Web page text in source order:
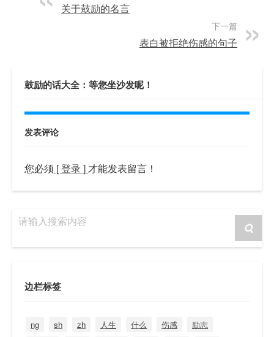
关于鼓励的名言
下一篇
表白被拒绝伤感的句子
鼓励的话大全：等您坐沙发呢！
发表评论
您必须 [ 登录 ] 才能发表留言！
请输入搜索内容
边栏标签
ng sh zh 人生 什么 伤感
励志